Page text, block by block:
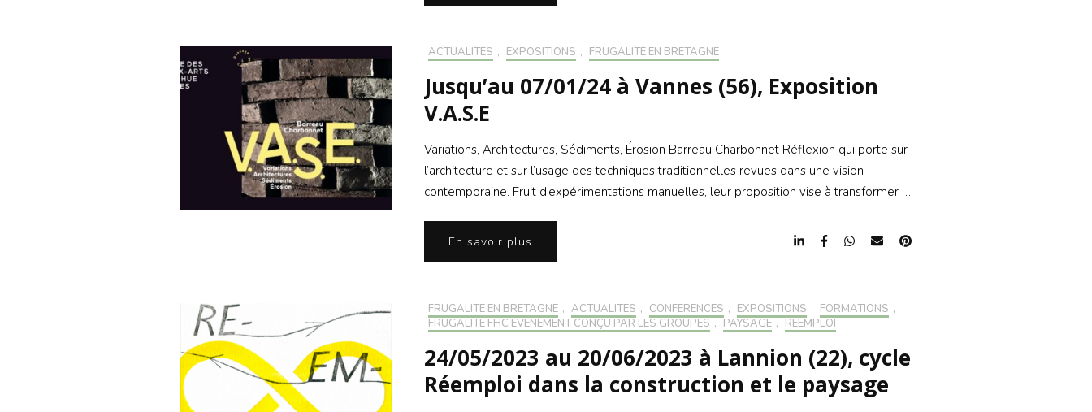
ACTUALITÉS , EXPOSITIONS , FRUGALITÉ EN BRETAGNE
Jusqu’au 07/01/24 à Vannes (56), Exposition
V.A.S.E
Variations, Architectures, Sédiments, Érosion Barreau Charbonnet Réflexion qui porte sur
l’architecture et sur l’usage des techniques traditionnelles revues dans une vision
contemporaine. Fruit d’expérimentations manuelles, leur proposition vise à transformer …
En savoir plus
FRUGALITÉ EN BRETAGNE , ACTUALITÉS , CONFÉRENCES , EXPOSITIONS , FORMATIONS ,
FRUGALITÉ FHC ÉVÉNEMENT CONÇU PAR LES GROUPES , PAYSAGE , RÉEMPLOI
24/05/2023 au 20/06/2023 à Lannion (22), cycle
Réemploi dans la construction et le paysage